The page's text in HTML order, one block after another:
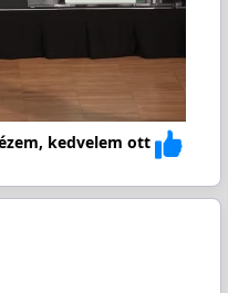
kedvelem ott